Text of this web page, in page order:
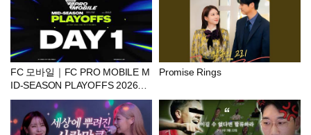
FC 모바일｜FC PRO MOBILE M
ID-SEASON PLAYOFFS 2026｜
DAY 1
Promise Rings